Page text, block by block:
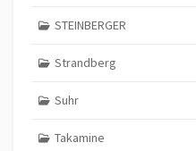
STEINBERGER
Strandberg
Suhr
Takamine